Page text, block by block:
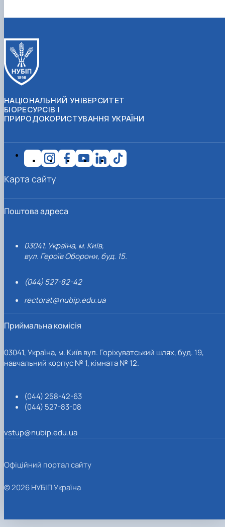
НАЦІОНАЛЬНИЙ УНІВЕРСИТЕТ
БІОРЕСУРСІВ І
ПРИРОДОКОРИСТУВАННЯ УКРАЇНИ
Поштова адреса
03041, Україна, м. Київ,
вул. Героїв Оборони, буд. 15.
(044) 527-82-42
rectorat@nubip.edu.ua
Приймальна комісія
03041, Україна, м. Київ вул. Горіхуватський шлях, буд. 19,
навчальний корпус № 1, кімната № 12.
(044) 258-42-63
(044) 527-83-08
vstup@nubip.edu.ua
Карта сайту
Офіційний портал сайту
© 2026 НУБІП Україна